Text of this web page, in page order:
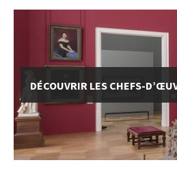
DÉCOUVRIR LES CHEFS-